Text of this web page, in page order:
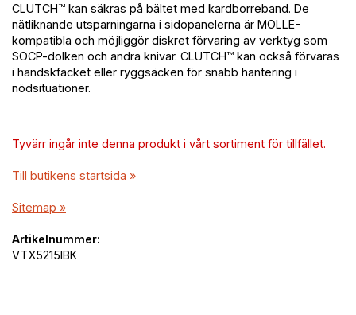
CLUTCH™ kan säkras på bältet med kardborreband. De
nätliknande utsparningarna i sidopanelerna är MOLLE-
kompatibla och möjliggör diskret förvaring av verktyg som
SOCP-dolken och andra knivar. CLUTCH™ kan också förvaras
i handskfacket eller ryggsäcken för snabb hantering i
nödsituationer.
Tyvärr ingår inte denna produkt i vårt sortiment för tillfället.
Till butikens startsida »
Sitemap »
Artikelnummer:
VTX5215IBK